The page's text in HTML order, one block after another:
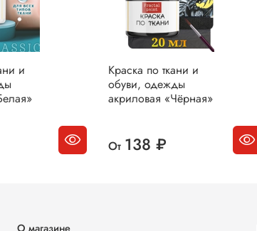
и
Краска по ткани и
обуви, одежды
акриловая «Чёрная»
От 138 ₽